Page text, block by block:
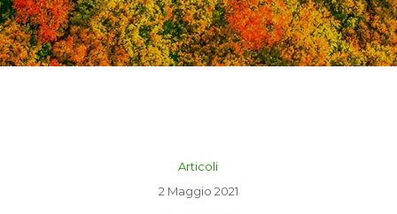
Articoli
2 Maggio 2021